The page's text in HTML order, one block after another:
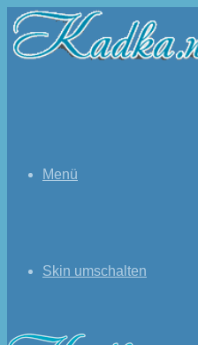
Menü
Skin umschalten